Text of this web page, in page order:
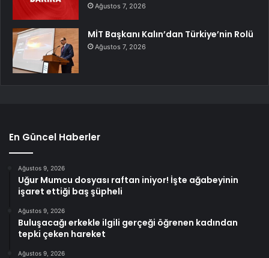
Ağustos 7, 2026
MİT Başkanı Kalın’dan Türkiye’nin Rolü
Ağustos 7, 2026
En Güncel Haberler
Ağustos 9, 2026
Uğur Mumcu dosyası raftan iniyor! İşte ağabeyinin
işaret ettiği baş şüpheli
Ağustos 9, 2026
Buluşacağı erkekle ilgili gerçeği öğrenen kadından
tepki çeken hareket
Ağustos 9, 2026